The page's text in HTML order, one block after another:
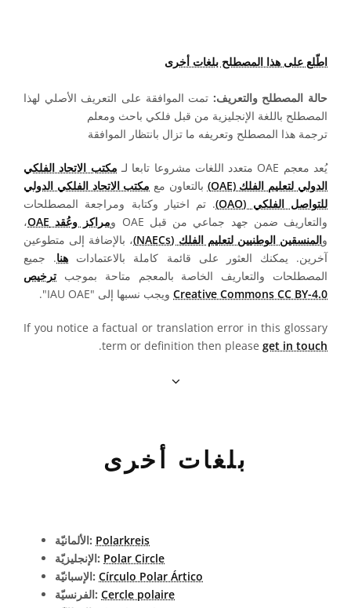
اطّلع على هذا المصطلح بلغات أخرى
حالة المصطلح والتعريف: تمت الموافقة على التعريف الأصلي لهذا
المصطلح باللغة الإنجليزية من قبل فلكي باحث ومعلم
ترجمة هذا المصطلح وتعريفه ما تزال بانتظار الموافقة
يُعد معجم OAE متعدد اللغات مشروعا تابعا لـ
مكتب الاتحاد الفلكي
الدولي لتعليم الفلك (OAE)
بالتعاون مع مكتب الاتحاد الفلكي الدولي
للتواصل الفلكي (OAO)
. تم اختيار وكتابة ومراجعة المصطلحات
والتعاريف ضمن جهد جماعي من قبل OAE و
مراكز وعُقد OAE
،
والمنسقين الوطنيين لتعليم الفلك (NAECs)
، بالإضافة إلى متطوعين
آخرين. يمكنك العثور على قائمة كاملة بالاعتمادات هنا. جميع
المصطلحات والتعاريف الخاصة بالمعجم متاحة بموجب ترخيص
Creative Commons CC BY-4.0 ويجب نسبها إلى "IAU OAE".
If you notice a factual or translation error in this glossary
term or definition then please get in touch
.
بلغات أخرى
الألمانيّة: Polarkreis
الإنجليزيّة: Polar Circle
الإسبانيّة: Círculo Polar Ártico
الفرنسيّة: Cercle polaire